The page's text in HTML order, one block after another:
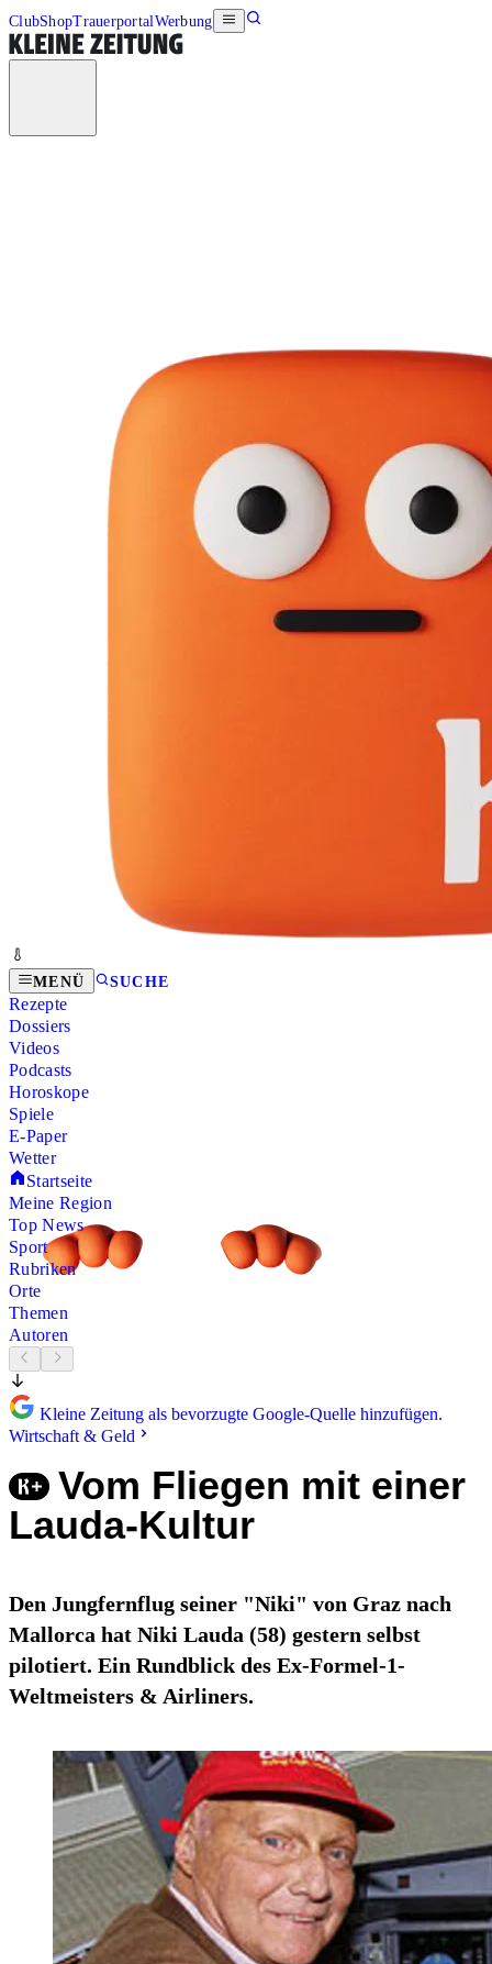
ClubShopTrauerportalWerbung
MENÜ SUCHE
Rezepte
Dossiers
Videos
Podcasts
Horoskope
Spiele
E-Paper
Wetter
Startseite
Meine Region
Top News
Sport
Rubriken
Orte
Themen
Autoren
Kleine Zeitung als bevorzugte Google-Quelle hinzufügen.
Wirtschaft & Geld
Vom Fliegen mit einer
Lauda-Kultur
Den Jungfernflug seiner "Niki" von Graz nach
Mallorca hat Niki Lauda (58) gestern selbst
pilotiert. Ein Rundblick des Ex-Formel-1-
Weltmeisters & Airliners.